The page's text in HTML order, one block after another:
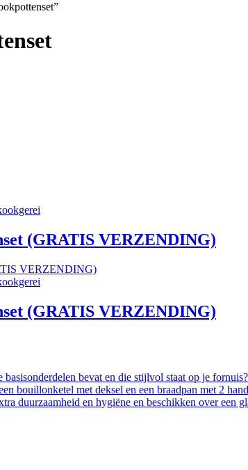
(GRATIS VERZENDING)
(GRATIS VERZENDING)
basisonderdelen bevat en die stijlvol staat op je
bouillonketel met deksel en een braadpan met 2
duurzaamheid en hygiëne en beschikken over een